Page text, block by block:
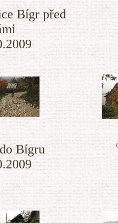
Bígr před
Bígru